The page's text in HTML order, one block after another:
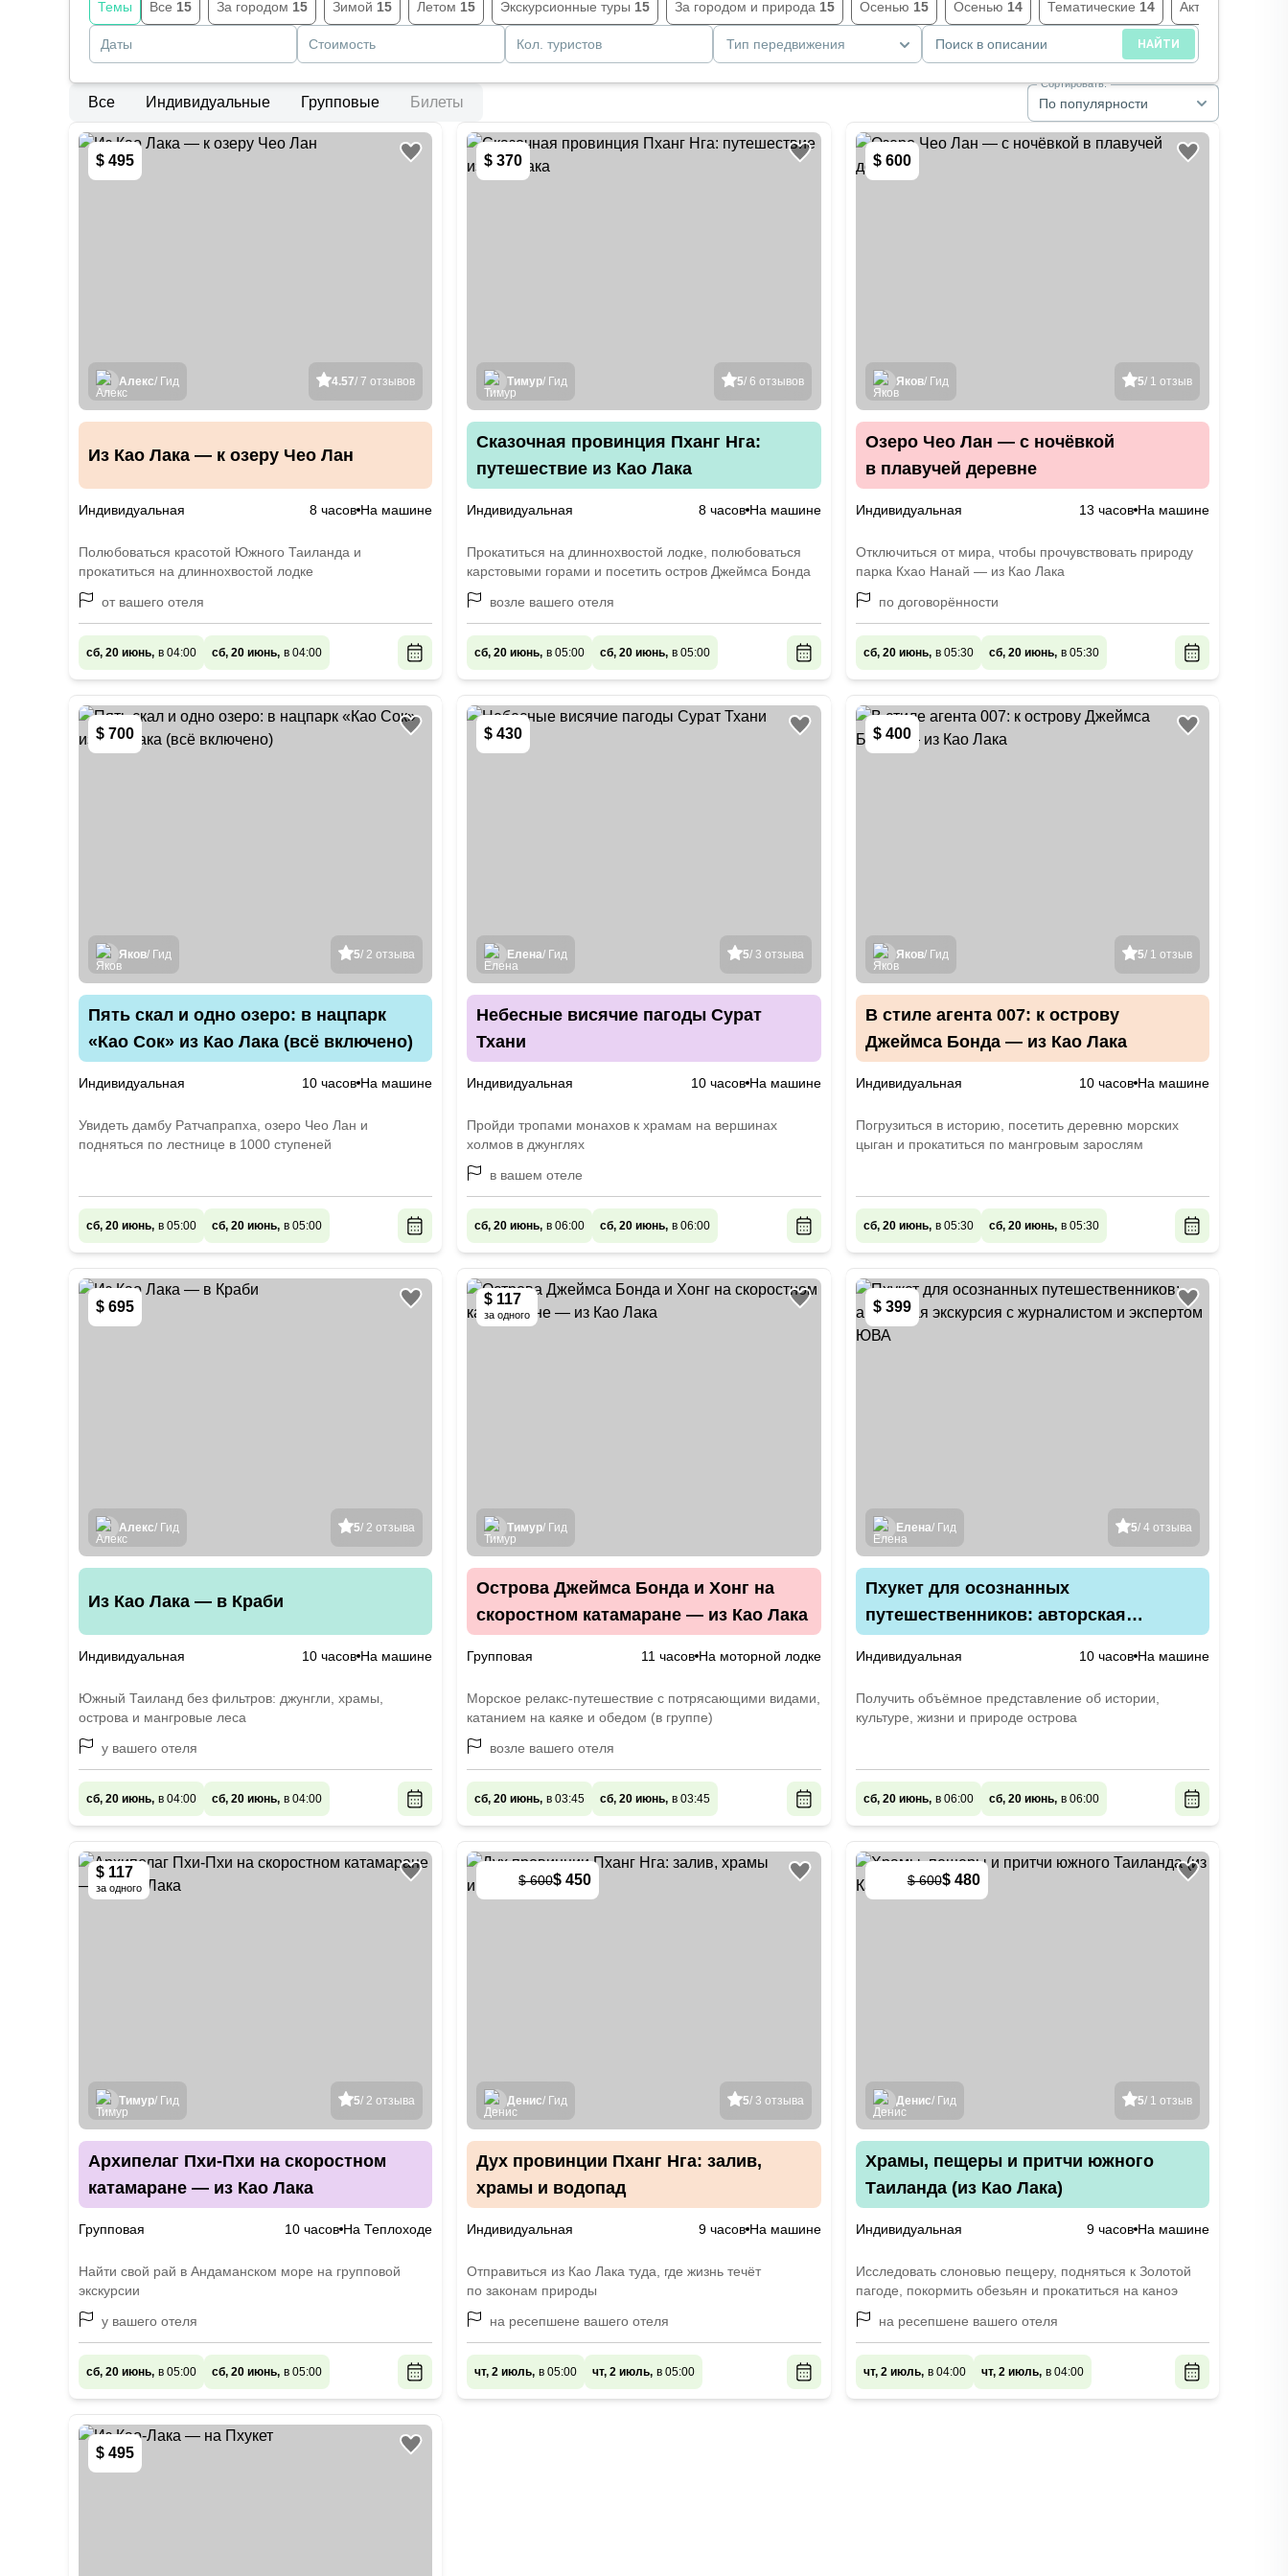
Темы Все 15 За городом 15 Зимой 15 Летом 15 Экскурсионные туры 15 За городом и природа 15 Осенью 15 Осенью 14 Тематические 14 Активности
Даты Стоимость Кол. туристов Тип передвижения Поиск в описании НАЙТИ
Все Индивидуальные Групповые Билеты По популярности
Сортировать:
$ 495
4.57/ 7 отзывов
Алекс/ Гид
Из Као Лака — к озеру Чео Лан
Индивидуальная 8 часов На машине
Полюбоваться красотой Южного Таиланда и
прокатиться на длиннохвостой лодке
от вашего отеля
сб, 20 июнь, в 04:00 сб, 20 июнь, в 04:00
$ 370
5/ 6 отзывов
Тимур/ Гид
Сказочная провинция Пханг Нга:
путешествие из Као Лака
Индивидуальная 8 часов На машине
Прокатиться на длиннохвостой лодке, полюбоваться
карстовыми горами и посетить остров Джеймса Бонда
возле вашего отеля
сб, 20 июнь, в 05:00 сб, 20 июнь, в 05:00
$ 600
5/ 1 отзыв
Яков/ Гид
Озеро Чео Лан — с ночёвкой
в плавучей деревне
Индивидуальная 13 часов На машине
Отключиться от мира, чтобы прочувствовать природу
парка Кхао Нанай — из Као Лака
по договорённости
сб, 20 июнь, в 05:30 сб, 20 июнь, в 05:30
$ 700
5/ 2 отзыва
Яков/ Гид
Пять скал и одно озеро: в нацпарк
«Као Сок» из Као Лака (всё включено)
Индивидуальная 10 часов На машине
Увидеть дамбу Ратчапрапха, озеро Чео Лан и
подняться по лестнице в 1000 ступеней
сб, 20 июнь, в 05:00 сб, 20 июнь, в 05:00
$ 430
5/ 3 отзыва
Елена/ Гид
Небесные висячие пагоды Сурат
Тхани
Индивидуальная 10 часов На машине
Пройди тропами монахов к храмам на вершинах
холмов в джунглях
в вашем отеле
сб, 20 июнь, в 06:00 сб, 20 июнь, в 06:00
$ 400
5/ 1 отзыв
Яков/ Гид
В стиле агента 007: к острову
Джеймса Бонда — из Као Лака
Индивидуальная 10 часов На машине
Погрузиться в историю, посетить деревню морских
цыган и прокатиться по мангровым зарослям
сб, 20 июнь, в 05:30 сб, 20 июнь, в 05:30
$ 695
5/ 2 отзыва
Алекс/ Гид
Из Као Лака — в Краби
Индивидуальная 10 часов На машине
Южный Таиланд без фильтров: джунгли, храмы,
острова и мангровые леса
у вашего отеля
сб, 20 июнь, в 04:00 сб, 20 июнь, в 04:00
$ 117
за одного
Тимур/ Гид
Острова Джеймса Бонда и Хонг на
скоростном катамаране — из Као Лака
Групповая 11 часов На моторной лодке
Морское релакс-путешествие с потрясающими видами,
катанием на каяке и обедом (в группе)
возле вашего отеля
сб, 20 июнь, в 03:45 сб, 20 июнь, в 03:45
$ 399
5/ 4 отзыва
Елена/ Гид
Пхукет для осознанных
путешественников: авторская
ЮВА
Индивидуальная 10 часов На машине
Получить объёмное представление об истории,
культуре, жизни и природе острова
сб, 20 июнь, в 06:00 сб, 20 июнь, в 06:00
$ 117
за одного
5/ 2 отзыва
Тимур/ Гид
Архипелаг Пхи-Пхи на скоростном
катамаране — из Као Лака
Групповая 10 часов На Теплоходе
Найти свой рай в Андаманском море на групповой
экскурсии
у вашего отеля
сб, 20 июнь, в 05:00 сб, 20 июнь, в 05:00
$ 600$ 450
5/ 3 отзыва
Денис/ Гид
Дух провинции Пханг Нга: залив,
храмы и водопад
Индивидуальная 9 часов На машине
Отправиться из Као Лака туда, где жизнь течёт
по законам природы
на ресепшене вашего отеля
чт, 2 июль, в 05:00 чт, 2 июль, в 05:00
$ 600$ 480
5/ 1 отзыв
Денис/ Гид
Храмы, пещеры и притчи южного
Таиланда (из Као Лака)
Индивидуальная 9 часов На машине
Исследовать слоновью пещеру, подняться к Золотой
пагоде, покормить обезьян и прокатиться на каноэ
на ресепшене вашего отеля
чт, 2 июль, в 04:00 чт, 2 июль, в 04:00
$ 495